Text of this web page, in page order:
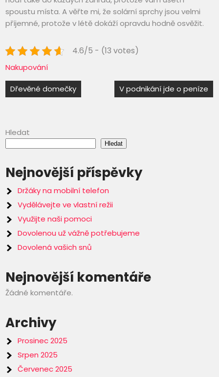
spoustu místa. A věřte mi, že solární sprchy jsou velmi
příjemné, protože v létě dokáží opravdu hodně osvěžit.
4.6/5 - (13 votes)
Nakupování
Navigace
příspěvek
Dřevěné domečky V podnikání jde o peníze
Hledat
Hledat
Nejnovější příspěvky
Držáky na mobilní telefon
Vydělávejte ve vlastní režii
Využijte naši pomoci
Dovolenou už vážně potřebujeme
Dovolená vašich snů
Nejnovější komentáře
Žádné komentáře.
Archivy
Prosinec 2025
Srpen 2025
Červenec 2025